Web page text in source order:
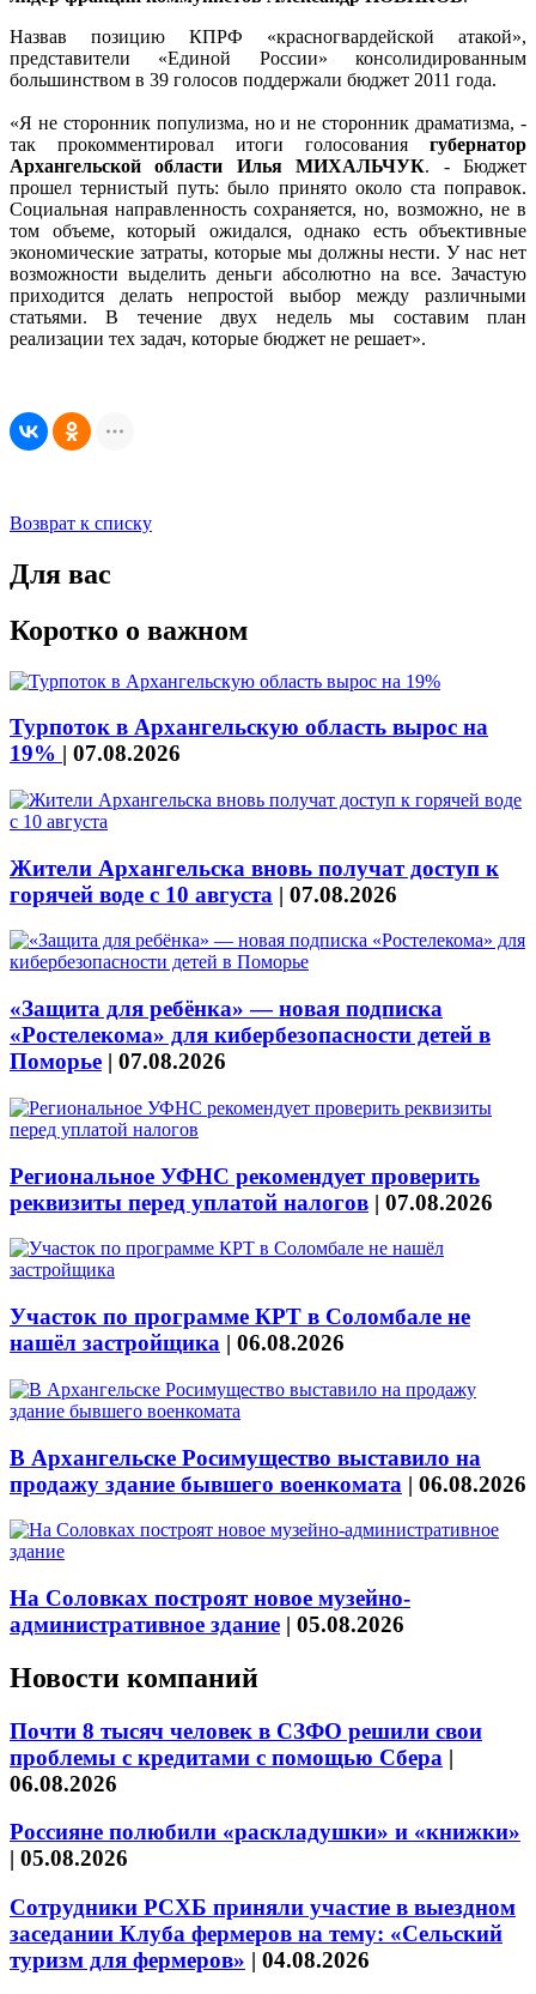
Назвав позицию КПРФ «красногвардейской атакой»,
представители «Единой России» консолидированным
большинством в 39 голосов поддержали бюджет 2011 года.
«Я не сторонник популизма, но и не сторонник драматизма, -
так прокомментировал итоги голосования губернатор
Архангельской области Илья МИХАЛЬЧУК. - Бюджет
прошел тернистый путь: было принято около ста поправок.
Социальная направленность сохраняется, но, возможно, не в
том объеме, который ожидался, однако есть объективные
экономические затраты, которые мы должны нести. У нас нет
возможности выделить деньги абсолютно на все. Зачастую
приходится делать непростой выбор между различными
статьями. В течение двух недель мы составим план
реализации тех задач, которые бюджет не решает».
Возврат к списку
Для вас
Коротко о важном
Турпоток в Архангельскую область вырос на
19% | 07.08.2026
Жители Архангельска вновь получат доступ к
горячей воде с 10 августа | 07.08.2026
«Защита для ребёнка» — новая подписка
«Ростелекома» для кибербезопасности детей в
Поморье | 07.08.2026
Региональное УФНС рекомендует проверить
реквизиты перед уплатой налогов | 07.08.2026
Участок по программе КРТ в Соломбале не
нашёл застройщика | 06.08.2026
В Архангельске Росимущество выставило на
продажу здание бывшего военкомата | 06.08.2026
На Соловках построят новое музейно-
административное здание | 05.08.2026
Новости компаний
Почти 8 тысяч человек в СЗФО решили свои
проблемы с кредитами с помощью Сбера |
06.08.2026
Россияне полюбили «раскладушки» и «книжки»
| 05.08.2026
Сотрудники РСХБ приняли участие в выездном
заседании Клуба фермеров на тему: «Сельский
туризм для фермеров» | 04.08.2026